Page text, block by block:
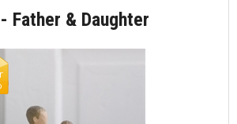
Father & Daughter